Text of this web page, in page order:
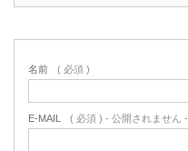
名前 ( 必須 )
E-MAIL ( 必須 ) - 公開されません -